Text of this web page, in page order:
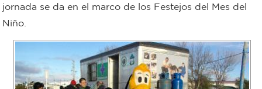
Bromatología
Municipal
Personal
jornada se da en el marco de los Festejos del Mes del
Niño.